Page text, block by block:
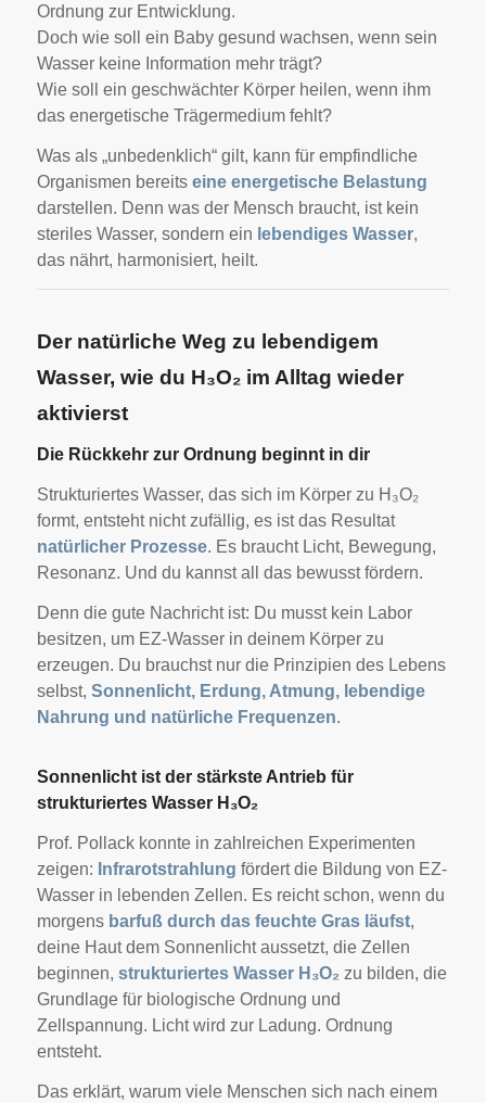
Ordnung zur Entwicklung.
Doch wie soll ein Baby gesund wachsen, wenn sein
Wasser keine Information mehr trägt?
Wie soll ein geschwächter Körper heilen, wenn ihm
das energetische Trägermedium fehlt?
Was als „unbedenklich“ gilt, kann für empfindliche
Organismen bereits eine energetische Belastung
darstellen. Denn was der Mensch braucht, ist kein
steriles Wasser, sondern ein lebendiges Wasser,
das nährt, harmonisiert, heilt.
Der natürliche Weg zu lebendigem
Wasser, wie du H₃O₂ im Alltag wieder
aktivierst
Die Rückkehr zur Ordnung beginnt in dir
Strukturiertes Wasser, das sich im Körper zu H₃O₂
formt, entsteht nicht zufällig, es ist das Resultat
natürlicher Prozesse. Es braucht Licht, Bewegung,
Resonanz. Und du kannst all das bewusst fördern.
Denn die gute Nachricht ist: Du musst kein Labor
besitzen, um EZ-Wasser in deinem Körper zu
erzeugen. Du brauchst nur die Prinzipien des Lebens
selbst, Sonnenlicht, Erdung, Atmung, lebendige
Nahrung und natürliche Frequenzen.
Sonnenlicht ist der stärkste Antrieb für
strukturiertes Wasser H₃O₂
Prof. Pollack konnte in zahlreichen Experimenten
zeigen: Infrarotstrahlung fördert die Bildung von EZ-
Wasser in lebenden Zellen. Es reicht schon, wenn du
morgens barfuß durch das feuchte Gras läufst,
deine Haut dem Sonnenlicht aussetzt, die Zellen
beginnen, strukturiertes Wasser H₃O₂ zu bilden, die
Grundlage für biologische Ordnung und
Zellspannung. Licht wird zur Ladung. Ordnung
entsteht.
Das erklärt, warum viele Menschen sich nach einem